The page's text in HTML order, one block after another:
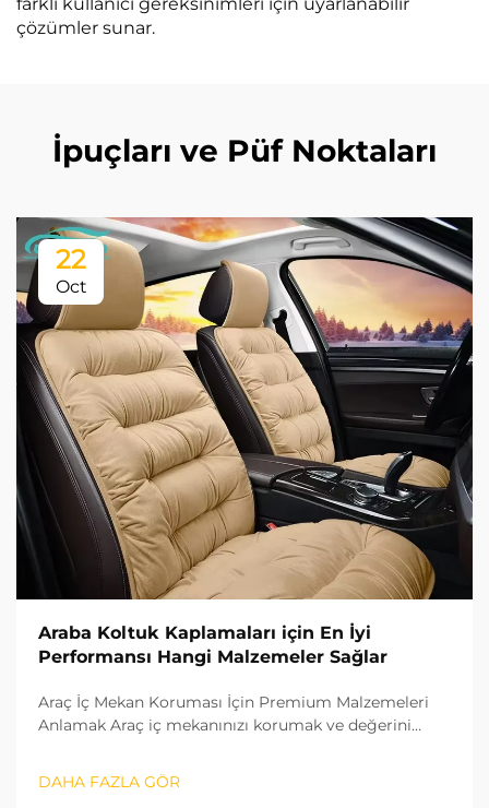
çözümler sunar.
İpuçları ve Püf Noktaları
22
Oct
Araba Koltuk Kaplamaları için En İyi
Performansı Hangi Malzemeler Sağlar
Araç İç Mekan Koruması İçin Premium Malzemeleri
Anlamak Araç iç mekanınızı korumak ve değerini
hem estetik hem de ömür açısından büyük fark
yaratır. Kullanılan malzeme, koltuk kaplamanızın...
DAHA FAZLA GÖR